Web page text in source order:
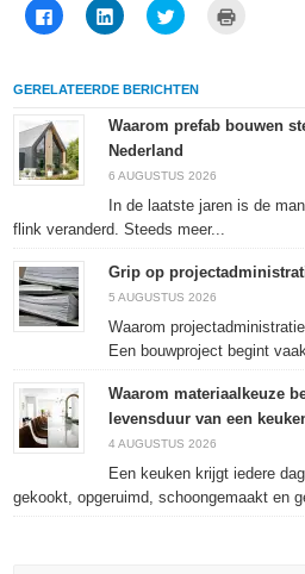
Klik
om
Facebook
(Wordt
een
nieuw
venster
geopend)
Klik
om
delen
(Wordt
een
nieuw
venster
geopend)
Klik
om
Twitter
(Wordt
een
nieuw
venster
geopend)
nieuw
GERELATEERDE BERICHTEN
Waarom prefab bouwen
Nederland
6 AUGUSTUS 2026
In de laatste jaren is de
flink veranderd. Steeds meer...
Grip op
5 AUGUSTUS 2026
Waarom
Een bouwproject begint
Waarom materiaalkeuze
levensduur van een
4 AUGUSTUS 2026
Een keuken krijgt iedere
gekookt, opgeruimd, schoongemaakt en